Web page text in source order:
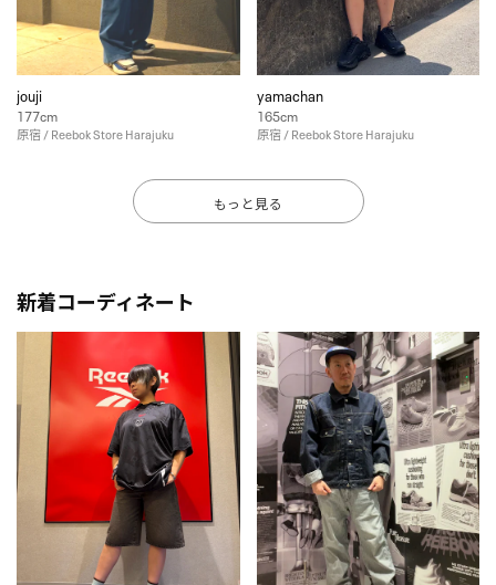
jouji
177cm
原宿 / Reebok Store Harajuku
yamachan
165cm
原宿 / Reebok Store Harajuku
もっと見る
新着コーディネート